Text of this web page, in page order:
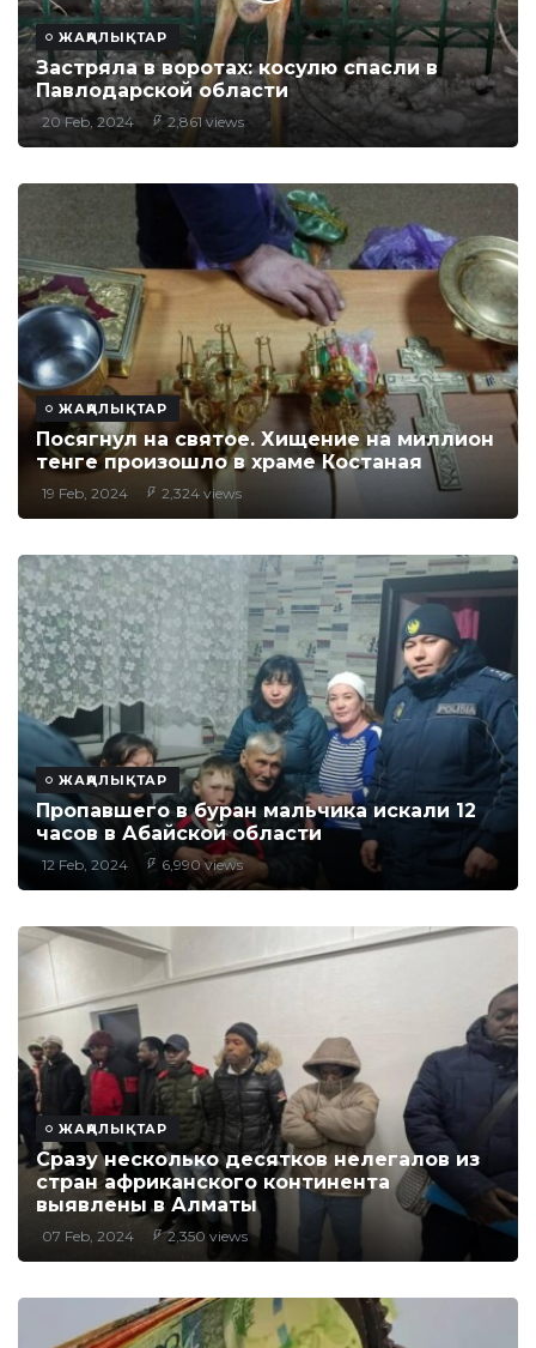
ЖАҢАЛЫҚТАР
Застряла в воротах: косулю спасли в
Павлодарской области
20 Feb, 2024 2,861 views
ЖАҢАЛЫҚТАР
Посягнул на святое. Хищение на миллион
тенге произошло в храме Костаная
19 Feb, 2024 2,324 views
ЖАҢАЛЫҚТАР
Пропавшего в буран мальчика искали 12
часов в Абайской области
12 Feb, 2024 6,990 views
ЖАҢАЛЫҚТАР
Сразу несколько десятков нелегалов из
стран африканского континента
выявлены в Алматы
07 Feb, 2024 2,350 views